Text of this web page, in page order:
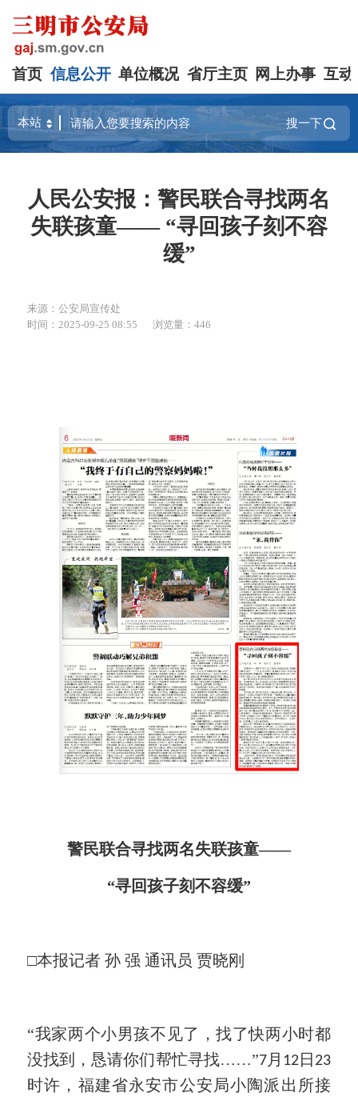
首页 信息公开 单位概况 省厅主页 网上办事 互动
搜一下
人民公安报：警民联合寻找两名
失联孩童—— “寻回孩子刻不容
缓”
来源：公安局宣传处
时间：2025-09-25 08:55
浏览量：446
警民联合寻找两名失联孩童——
“寻回孩子刻不容缓”
□本报记者 孙 强 通讯员 贾晓刚
“我家两个小男孩不见了，找了快两小时都
没找到，恳请你们帮忙寻找……”7月 12日 23
时许，福建省永安市公安局小陶派出所接